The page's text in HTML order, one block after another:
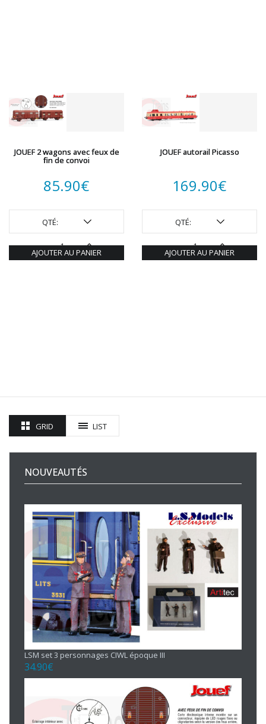
JOUEF 2 wagons avec feux de
fin de convoi
85.90€
QTÉ:
AJOUTER AU PANIER
JOUEF autorail Picasso
169.90€
QTÉ:
AJOUTER AU PANIER
GRID LIST
NOUVEAUTÉS
LSM set 3 personnages CIWL époque III
34.90€